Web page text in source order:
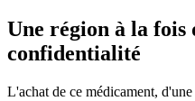
Une région à la fois
confidentialité
L'achat de ce médicament,